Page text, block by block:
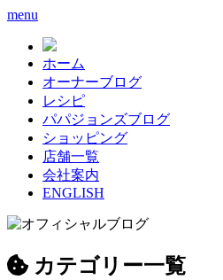
menu
ホーム
オーナーブログ
レシピ
パパジョンズブログ
ショッピング
店舗一覧
会社案内
ENGLISH
カテゴリー一覧